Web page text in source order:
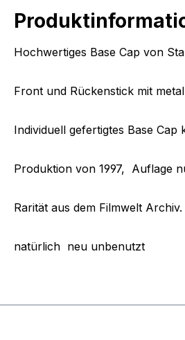
Hochwertiges Base Cap von
Front und Rückenstick mit
Individuell gefertigtes Base
Produktion von 1997, Auflage
Rarität aus dem Filmwelt Archiv.
natürlich neu unbenutzt